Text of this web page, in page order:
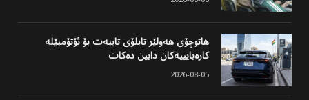
هاتوچۆی هەولێر تابلۆی تایبەت بۆ ئۆتۆمبێلە
کارەبایییەکان دابین دەکات
2026-08-05